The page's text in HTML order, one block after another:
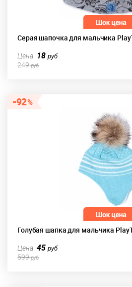
Серая шапочка для мальчика
Цена 18руб
249руб
92
Голубая шапка для мальчика
Цена 45руб
599руб